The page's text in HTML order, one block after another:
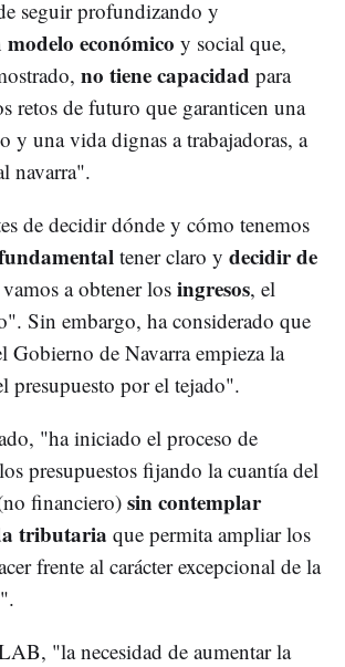
seguir profundizando y
modelo económico y social que,
no tiene capacidad para
retos de futuro que garanticen una
y una vida dignas a trabajadoras, a
navarra".
de decidir dónde y cómo tenemos
tener claro y decidir de
vamos a obtener los ingresos, el
Sin embargo, ha considerado que
Gobierno de Navarra empieza la
presupuesto por el tejado".
"ha iniciado el proceso de
presupuestos fijando la cuantía del
financiero)sin contemplar
tributaria que permita ampliar los
frente al carácter excepcional de la
"la necesidad de aumentar la